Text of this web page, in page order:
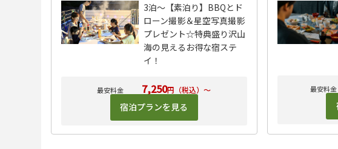
3泊〜【素泊り】BBQとド
ローン撮影＆星空写真撮影
プレゼント☆特典盛り沢山
海の見えるお得な宿ステ
イ！
7,250円（税込）～
宿泊プランを見る